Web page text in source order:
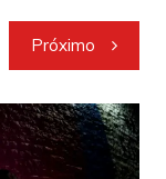
Próximo